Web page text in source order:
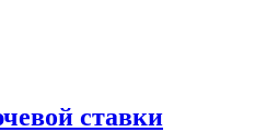
ставки